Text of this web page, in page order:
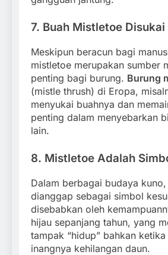
7. Buah Mistletoe Disukai
Meskipun beracun bagi
mistletoe merupakan sumber
penting bagi burung. Burung
(mistle thrush) di Eropa,
menyukai buahnya dan
penting dalam menyebarkan
lain.
8. Mistletoe Adalah
Dalam berbagai budaya
dianggap sebagai simbol
disebabkan oleh
hijau sepanjang tahun, yang
tampak “hidup” bahkan
inangnya kehilangan daun.